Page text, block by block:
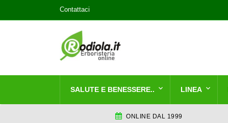
Contattaci
SALUTE E BENESSERE.. LINEA
ONLINE DAL 1999